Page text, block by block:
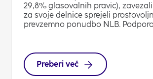
29,8% glasovalnih pravic),
za svoje delnice sprejeli
prevzemno ponudbo NLB.
Preberi več